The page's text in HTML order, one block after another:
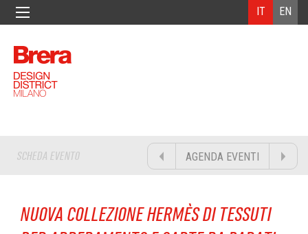
EN
IT
SCHEDA EVENTO AGENDA EVENTI
NUOVA COLLEZIONE HERMÈS DI TESSUTI